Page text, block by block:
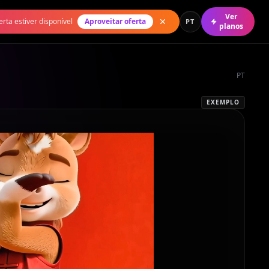
estiver disponível Aproveitar oferta PT
Ver
planos
PT
EXEMPLO